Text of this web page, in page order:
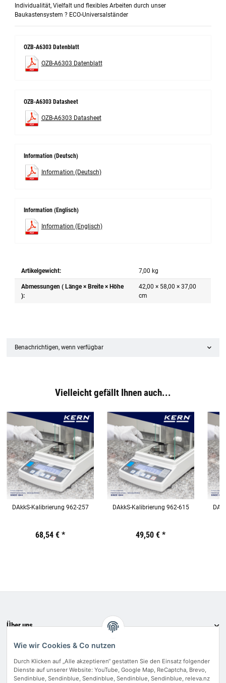
Individualität, Vielfalt und flexibles Arbeiten durch unser
Baukastensystem ? ECO-Universalständer
OZB-A6303 Datenblatt
OZB-A6303 Datenblatt
OZB-A6303 Datasheet
OZB-A6303 Datasheet
Information (Deutsch)
Information (Deutsch)
Information (Englisch)
Information (Englisch)
Artikelgewicht: 7,00 kg
Abmessungen ( Länge × Breite × Höhe
):
42,00 × 58,00 × 37,00
cm
Benachrichtigen, wenn verfügbar
Vielleicht gefällt Ihnen auch...
DAkkS-Kalibrierung 962-257
19,44 € inkl. 19% USt.
68,54 € *
DAkkS-Kalibrierung 962-615
19,44 € inkl. 19% USt.
49,50 € *
Über uns
Informationen
Bewerten Sie uns
Zahlungsmethoden
Wie wir Cookies & Co nutzen
Durch Klicken auf „Alle akzeptieren“ gestatten Sie den Einsatz folgender
Dienste auf unserer Website: YouTube, Google Map, ReCaptcha, Brevo,
Sendinblue, Sendinblue, Sendinblue, Sendinblue, Sendinblue, releva.nz